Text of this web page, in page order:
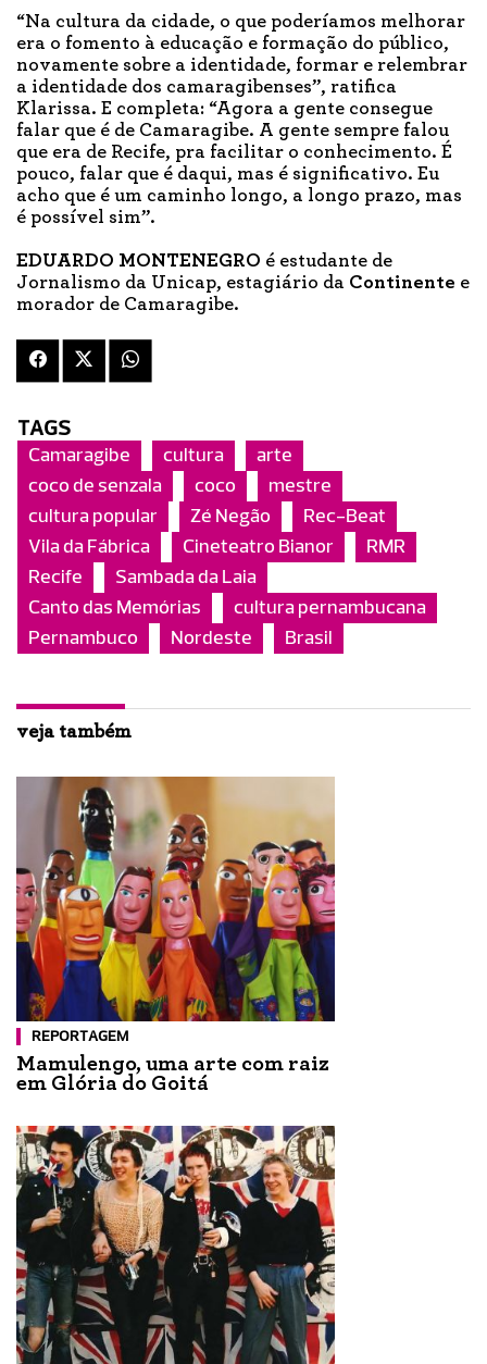
“Na cultura da cidade, o que poderíamos melhorar
era o fomento à educação e formação do público,
novamente sobre a identidade, formar e relembrar
a identidade dos camaragibenses”, ratifica
Klarissa. E completa: “Agora a gente consegue
falar que é de Camaragibe. A gente sempre falou
que era de Recife, pra facilitar o conhecimento. É
pouco, falar que é daqui, mas é significativo. Eu
acho que é um caminho longo, a longo prazo, mas
é possível sim”.
EDUARDO MONTENEGRO é estudante de
Jornalismo da Unicap, estagiário da Continente e
morador de Camaragibe.
TAGS
Camaragibe cultura
arte
coco de senzala
coco
mestre
cultura popular
Zé Negão
Rec-Beat
Vila da Fábrica
Cineteatro Bianor
RMR
Recife
Sambada da Laia
Canto das Memórias
cultura pernambucana
Pernambuco
Nordeste Brasil
veja também
REPORTAGEM
Mamulengo, uma arte com raiz
em Glória do Goitá